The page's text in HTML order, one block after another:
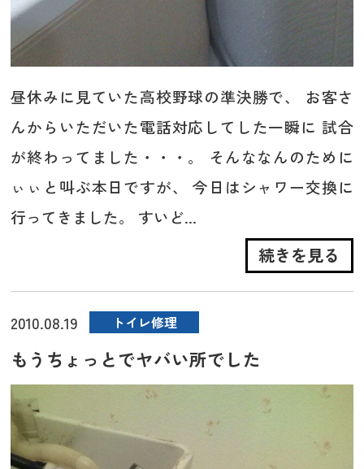
昼休みに見ていた高校野球の準決勝で、 お客さ
んからいただいた電話対応してした一瞬に 試合
が終わってました・・・。 そんななんのために
ぃぃと叫ぶ本日ですが、 今日はシャワー交換に
行ってきました。 すいど...
続きを見る
2010.08.19 トイレ修理
もうちょっとでヤバい所でした